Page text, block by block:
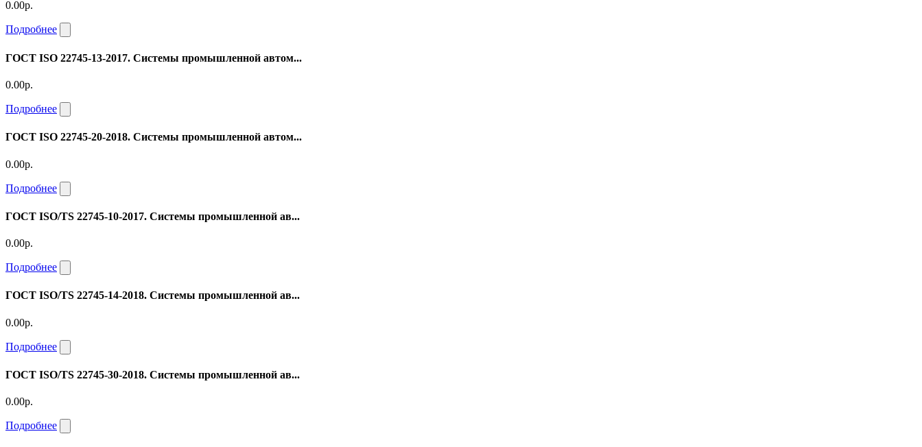
0.00р.
Подробнее
ГОСТ ISO 22745-13-2017. Системы промышленной автом...
0.00р.
Подробнее
ГОСТ ISO 22745-20-2018. Системы промышленной автом...
0.00р.
Подробнее
ГОСТ ISO/TS 22745-10-2017. Системы промышленной ав...
0.00р.
Подробнее
ГОСТ ISO/TS 22745-14-2018. Системы промышленной ав...
0.00р.
Подробнее
ГОСТ ISO/TS 22745-30-2018. Системы промышленной ав...
0.00р.
Подробнее